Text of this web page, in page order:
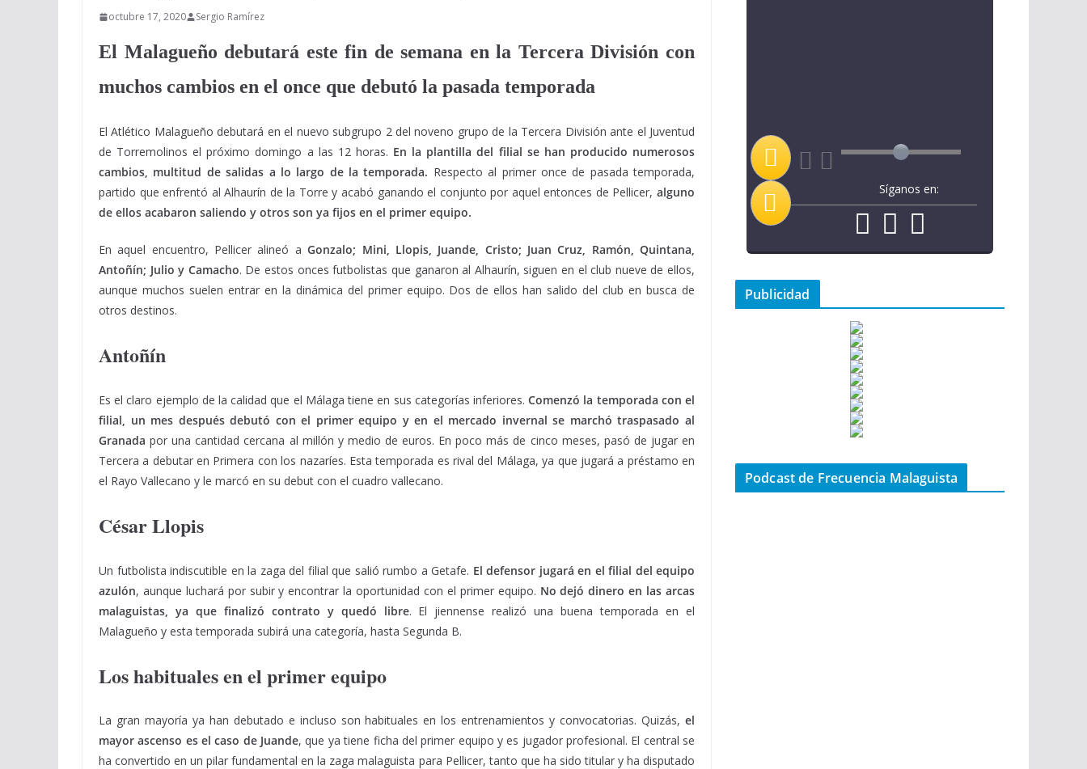
octubre 17, 2020 Sergio Ramírez
El Malagueño debutará este fin de semana en la Tercera División con
muchos cambios en el once que debutó la pasada temporada
El Atlético Malagueño debutará en el nuevo subgrupo 2 del noveno grupo de la Tercera División ante el Juventud
de Torremolinos el próximo domingo a las 12 horas. En la plantilla del filial se han producido numerosos
cambios, multitud de salidas a lo largo de la temporada. Respecto al primer once de pasada temporada,
partido que enfrentó al Alhaurín de la Torre y acabó ganando el conjunto por aquel entonces de Pellicer, alguno
de ellos acabaron saliendo y otros son ya fijos en el primer equipo.
En aquel encuentro, Pellicer alineó aGonzalo; Mini, Llopis, Juande, Cristo; Juan Cruz, Ramón, Quintana,
Antoñín; Julio y Camacho. De estos onces futbolistas que ganaron al Alhaurín, siguen en el club nueve de ellos,
aunque muchos suelen entrar en la dinámica del primer equipo. Dos de ellos han salido del club en busca de
otros destinos.
Antoñín
Es el claro ejemplo de la calidad que el Málaga tiene en sus categorías inferiores.Comenzó la temporada con el
filial, un mes después debutó con el primer equipo y en el mercado invernal se marchó traspasado al
Granada por una cantidad cercana al millón y medio de euros. En poco más de cinco meses, pasó de jugar en
Tercera a debutar en Primera con los nazaríes. Esta temporada es rival del Málaga, ya que jugará a préstamo en
el Rayo Vallecano y le marcó en su debut con el cuadro vallecano.
César Llopis
Un futbolista indiscutible en la zaga del filial que salió rumbo a Getafe. El defensor jugará en el filial del equipo
azulón, aunque luchará por subir y encontrar la oportunidad con el primer equipo. No dejó dinero en las arcas
malaguistas, ya que finalizó contrato y quedó libre. El jiennense realizó una buena temporada en el
Malagueño y esta temporada subirá una categoría, hasta Segunda B.
Los habituales en el primer equipo
La gran mayoría ya han debutado e incluso son habituales en los entrenamientos y convocatorias. Quizás, el
mayor ascenso es el caso de Juande, que ya tiene ficha del primer equipo y es jugador profesional. El central se
ha convertido en un pilar fundamental en la zaga malaguista para Pellicer, tanto que ha sido titular y ha disputado
Síganos en:
Publicidad
Podcast de Frecuencia Malaguista